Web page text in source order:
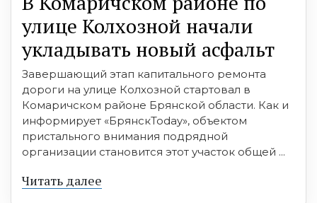
улице Колхозной начали
укладывать новый асфальт
Завершающий этап капитального ремонта
дороги на улице Колхозной стартовал в
Комаричском районе Брянской области. Как и
информирует «БрянскToday», объектом
пристального внимания подрядной
организации становится этот участок общей ...
Читать далее